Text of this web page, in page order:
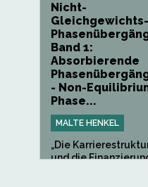
Nicht-
Gleichgewichts-
Band 1:
Absorbierende
- Non-
Phase...
MALTE HENKEL
„Die
und die